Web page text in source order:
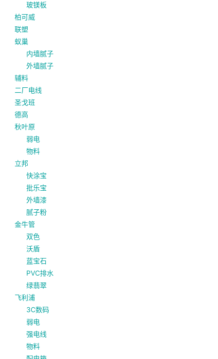
玻镁板
柏可威
联塑
蚁巢
内墙腻子
外墙腻子
辅料
二厂电线
圣戈班
德高
秋叶原
弱电
物料
立邦
快涂宝
批乐宝
外墙漆
腻子粉
金牛管
双色
沃盾
蓝宝石
PVC排水
绿翡翠
飞利浦
3C数码
弱电
强电线
物料